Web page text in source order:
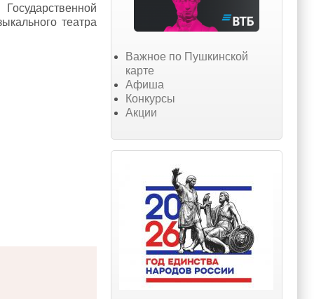
театра
Важное по Пушкинской
карте
Афиша
Конкурсы
Акции